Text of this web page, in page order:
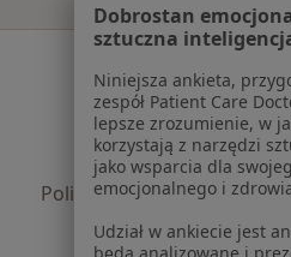
Polityka
Polityka prywatności
Polityka prywatności dla
dane
Polityka
Dobrostan
sztuczna
Niniejsza ankieta,
zespół Patient Care
lepsze zrozumienie, w
korzystają z narzędzi
jako wsparcia dla
emocjonalnego i
Udział w ankiecie jest